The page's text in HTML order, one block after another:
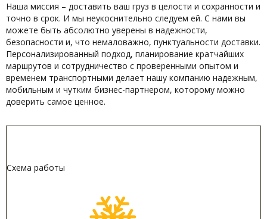
Наша миссия – доставить ваш груз в целости и сохранности и
точно в срок. И мы неукоснительно следуем ей. С нами вы
можете быть абсолютно уверены в надежности,
безопасности и, что немаловажно, пунктуальности доставки.
Персонализированный подход, планирование кратчайших
маршрутов и сотрудничество с проверенными опытом и
временем транспортными делает нашу компанию надежным,
мобильным и чутким бизнес-партнером, которому можно
доверить самое ценное.
Схема работы